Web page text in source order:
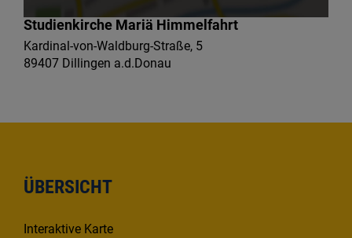
Studienkirche Mariä Himmelfahrt
Kardinal-von-Waldburg-Straße, 5
89407 Dillingen a.d.Donau
ÜBERSICHT
Interaktive Karte